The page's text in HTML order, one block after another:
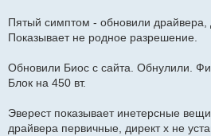
Пятый симптом - обновили драйвера,
Показывает не родное разрешение.
Обновили Биос с сайта. Обнулили.
Блок на 450 вт.
Эверест показывает инетерсные
драйвера первичные, директ х не